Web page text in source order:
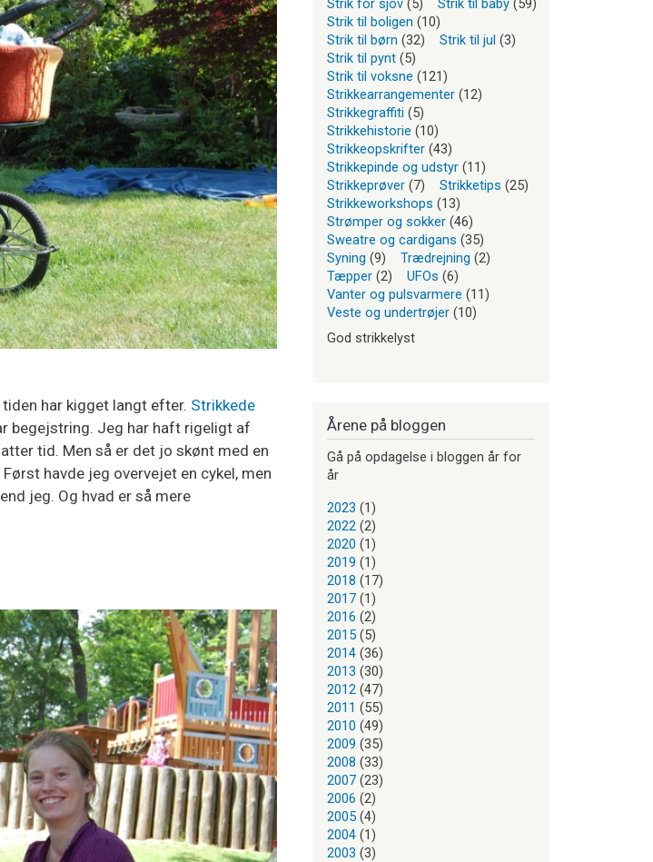
har kigget langt efter. Strikkede
begejstring. Jeg har haft rigeligt af
tid. Men så er det jo skønt med en
havde jeg overvejet en cykel, men
jeg. Og hvad er så mere
Strik for sjov (5) Strik til baby (59)
Strik til boligen (10)
Strik til børn (32) Strik til jul (3)
Strik til pynt (5)
Strik til voksne (121)
Strikkearrangementer (12)
Strikkegraffiti (5)
Strikkehistorie (10)
Strikkeopskrifter (43)
Strikkepinde og udstyr (11)
Strikkeprøver (7) Strikketips (25)
Strikkeworkshops (13)
Strømper og sokker (46)
Sweatre og cardigans (35)
Syning (9) Trædrejning (2)
Tæpper (2) UFOs (6)
Vanter og pulsvarmere (11)
Veste og undertrøjer (10)
God strikkelyst
Årene på bloggen
Gå på opdagelse i bloggen år for
år
2023 (1)
2022 (2)
2020 (1)
2019 (1)
2018 (17)
2017 (1)
2016 (2)
2015 (5)
2014 (36)
2013 (30)
2012 (47)
2011 (55)
2010 (49)
2009 (35)
2008 (33)
2007 (23)
2006 (2)
2005 (4)
2004 (1)
2003 (3)